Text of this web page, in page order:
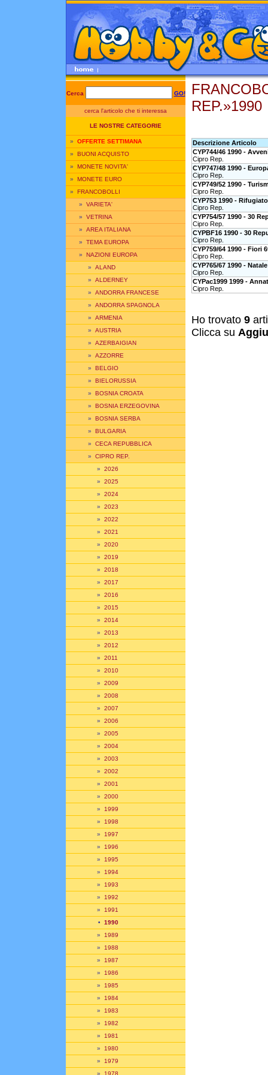
Cerca GO!
cerca l'articolo che ti interessa
LE NOSTRE CATEGORIE
» OFFERTE SETTIMANA
» BUONI ACQUISTO
» MONETE NOVITA'
» MONETE EURO
» FRANCOBOLLI
» VARIETA'
» VETRINA
» AREA ITALIANA
» TEMA EUROPA
» NAZIONI EUROPA
» ALAND
» ALDERNEY
» ANDORRA FRANCESE
» ANDORRA SPAGNOLA
» ARMENIA
» AUSTRIA
» AZERBAIGIAN
» AZZORRE
» BELGIO
» BIELORUSSIA
» BOSNIA CROATA
» BOSNIA ERZEGOVINA
» BOSNIA SERBA
» BULGARIA
» CECA REPUBBLICA
» CIPRO REP.
» 2026
» 2025
» 2024
» 2023
» 2022
» 2021
» 2020
» 2019
» 2018
» 2017
» 2016
» 2015
» 2014
» 2013
» 2012
» 2011
» 2010
» 2009
» 2008
» 2007
» 2006
» 2005
» 2004
» 2003
» 2002
» 2001
» 2000
» 1999
» 1998
» 1997
» 1996
» 1995
» 1994
» 1993
» 1992
» 1991
• 1990
» 1989
» 1988
» 1987
» 1986
» 1985
» 1984
» 1983
» 1982
» 1981
» 1980
» 1979
» 1978
REP.»1990
Descrizione Articolo
CYP744/46 1990 -
Cipro Rep.
CYP747/48 1990 -
Cipro Rep.
CYP749/52 1990 -
Cipro Rep.
CYP753 1990 -
Cipro Rep.
CYP754/57 1990 - 30
Cipro Rep.
CYPBF16 1990 - 30
Cipro Rep.
CYP759/64 1990 - Fiori
Cipro Rep.
CYP765/67 1990 -
Cipro Rep.
CYPac1999 1999 -
Cipro Rep.
Ho trovato 9
Clicca su